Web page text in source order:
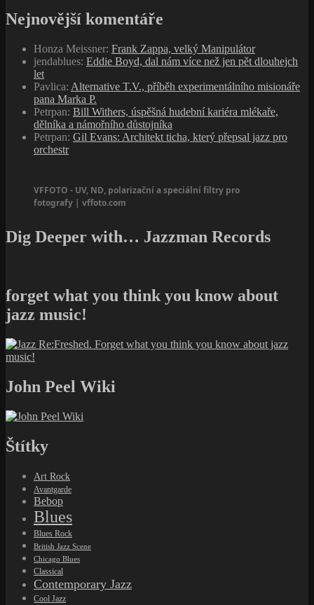
Nejnovější komentáře
Honza Meissner: Frank Zappa, velký Manipulátor
jendablues: Eddie Boyd, dal nám více než jen pět dlouhejch
let
Pavlica: Alternative T.V., příběh experimentálního misionáře
pana Marka P.
Petrpan: Bill Withers, úspěšná hudební kariéra mlékaře,
dělníka a námořního důstojníka
Petrpan: Gil Evans: Architekt ticha, který přepsal jazz pro
orchestr
VFFOTO - UV, ND, polarizační a speciální filtry pro
fotografy | vffoto.com
Dig Deeper with… Jazzman Records
forget what you think you know about
jazz music!
John Peel Wiki
Štítky
Art Rock
Avantgarde
Bebop
Blues
Blues Rock
British Jazz Scene
Chicago Blues
Classical
Contemporary Jazz
Cool Jazz